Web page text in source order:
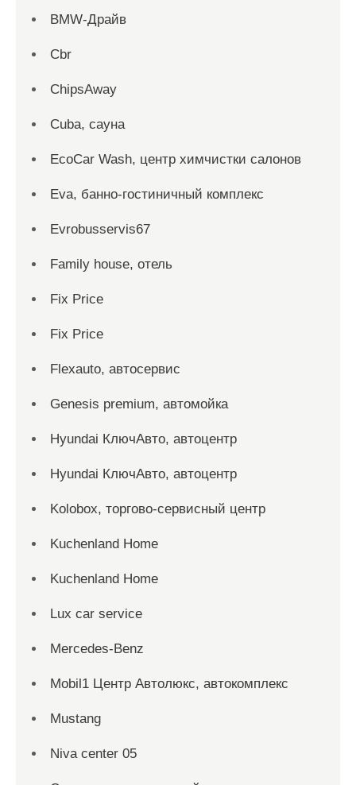
BMW-Драйв
Cbr
ChipsAway
Cuba, сауна
EcoCar Wash, центр химчистки салонов
Eva, банно-гостиничный комплекс
Evrobusservis67
Family house, отель
Fix Price
Fix Price
Flexauto, автосервис
Genesis premium, автомойка
Hyundai КлючАвто, автоцентр
Hyundai КлючАвто, автоцентр
Kolobox, торгово-сервисный центр
Kuchenland Home
Kuchenland Home
Lux car service
Mercedes-Benz
Mobil1 Центр Автолюкс, автокомплекс
Mustang
Niva center 05